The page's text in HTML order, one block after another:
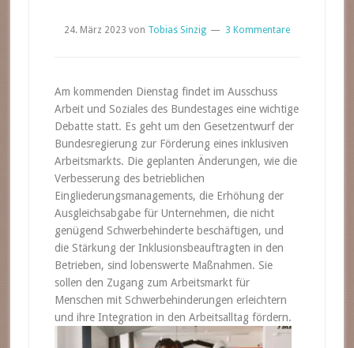
24. März 2023 von Tobias Sinzig 3 Kommentare
Am kommenden Dienstag findet im Ausschuss
Arbeit und Soziales des Bundestages eine wichtige
Debatte statt. Es geht um den Gesetzentwurf der
Bundesregierung zur Förderung eines inklusiven
Arbeitsmarkts. Die geplanten Änderungen, wie die
Verbesserung des betrieblichen
Eingliederungsmanagements, die Erhöhung der
Ausgleichsabgabe für Unternehmen, die nicht
genügend Schwerbehinderte beschäftigen, und
die Stärkung der Inklusionsbeauftragten in den
Betrieben, sind lobenswerte Maßnahmen. Sie
sollen den Zugang zum Arbeitsmarkt für
Menschen mit Schwerbehinderungen erleichtern
und ihre Integration in den Arbeitsalltag fördern.